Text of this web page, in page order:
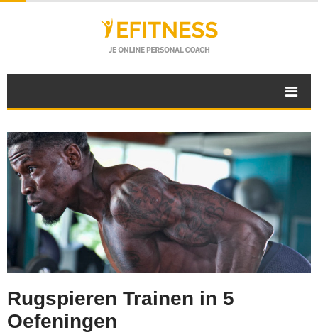
Rugspieren Trainen in 5
Oefeningen